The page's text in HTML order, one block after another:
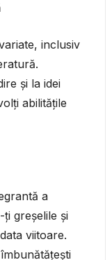
inclusiv
și la idei
abilitățile
a
greșelile și
viitoare.